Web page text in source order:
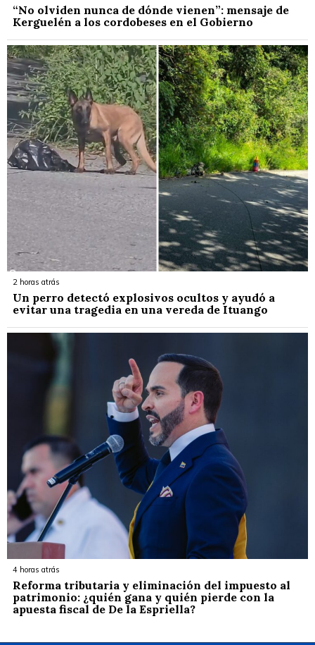
“No olviden nunca de dónde vienen”: mensaje de
Kerguelén a los cordobeses en el Gobierno
2 horas atrás
Un perro detectó explosivos ocultos y ayudó a
evitar una tragedia en una vereda de Ituango
4 horas atrás
Reforma tributaria y eliminación del impuesto al
patrimonio: ¿quién gana y quién pierde con la
apuesta fiscal de De la Espriella?